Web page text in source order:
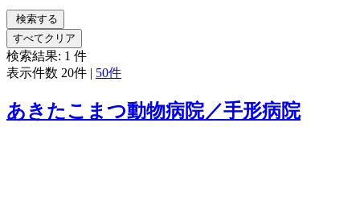
検索する
すべてクリア
検索結果: 1 件
表示件数 20件 | 50件
あきたこまつ動物病院／手形病院